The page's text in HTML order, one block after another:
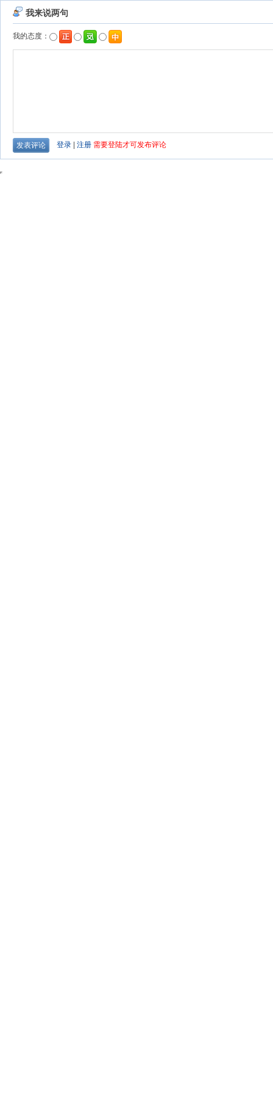
我来说两句
我的态度：
登录 注册 需要登陆才可发布评论